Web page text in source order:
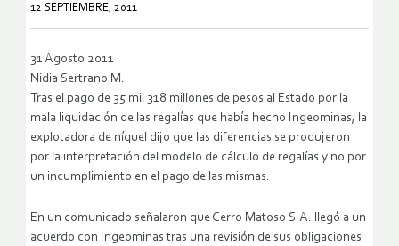
12 SEPTIEMBRE, 2011
31 Agosto 2011
Nidia Sertrano M.
Tras el pago de 35 mil 318 millones de pesos al Estado por la
mala liquidación de las regalías que había hecho Ingeominas, la
explotadora de níquel dijo que las diferencias se produjeron
por la interpretación del modelo de cálculo de regalías y no por
un incumplimiento en el pago de las mismas.
En un comunicado señalaron que Cerro Matoso S.A. llegó a un
acuerdo con Ingeominas tras una revisión de sus obligaciones